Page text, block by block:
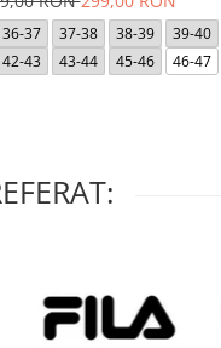
36-37 37-38 38-39
39-40
42-43 43-44 45-46 46-47